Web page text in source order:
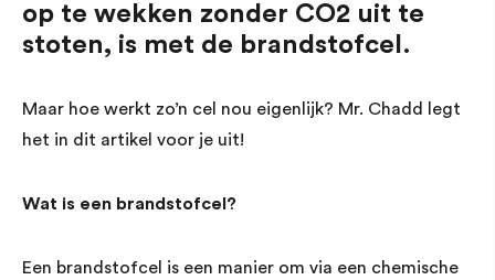
op te wekken zonder CO2 uit te
stoten, is met de brandstofcel.
Maar hoe werkt zo’n cel nou eigenlijk? Mr. Chadd legt
het in dit artikel voor je uit!
Wat is een brandstofcel?
Een brandstofcel is een manier om via een chemische